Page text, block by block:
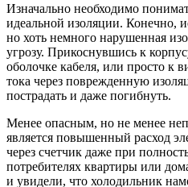
Изначально необходимо
идеальной изоляции. Конечно,
но хоть немного нарушенная
угрозу. Прикоснувшись к
оболочке кабеля, или просто к
тока через поврежденную
пострадать и даже погибнуть.
Менее опасным, но не менее
является повышенный расход
через счетчик даже при
потребителях квартиры или
и увидели, что холодильник